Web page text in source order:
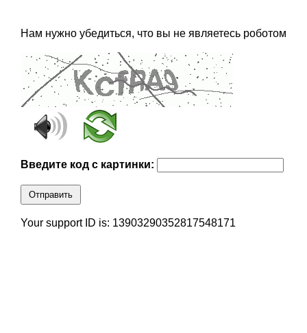
Нам нужно убедиться, что вы не являетесь роботом
Введите код с картинки:
Отправить
Your support ID is: 13903290352817548171